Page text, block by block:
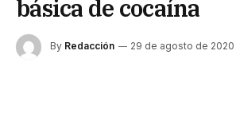
básica de cocaína
By Redacción 29 de agosto de 2020